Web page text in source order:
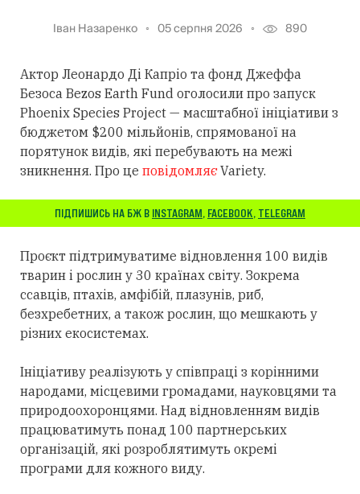
Іван Назаренко 05 серпня 2026 890
Актор Леонардо Ді Капріо та фонд Джеффа
Безоса Bezos Earth Fund оголосили про запуск
Phoenix Species Project — масштабної ініціативи з
бюджетом $200 мільйонів, спрямованої на
порятунок видів, які перебувають на межі
зникнення. Про це повідомляєVariety.
ПІДПИШИСЬ НА БЖ В INSTAGRAM, FACEBOOK, TELEGRAM
Проєкт підтримуватиме відновлення 100 видів
тварин і рослин у 30 країнах світу. Зокрема
ссавців, птахів, амфібій, плазунів, риб,
безхребетних, а також рослин, що мешкають у
різних екосистемах.
Ініціативу реалізують у співпраці з корінними
народами, місцевими громадами, науковцями та
природоохоронцями. Над відновленням видів
працюватимуть понад 100 партнерських
організацій, які розроблятимуть окремі
програми для кожного виду.